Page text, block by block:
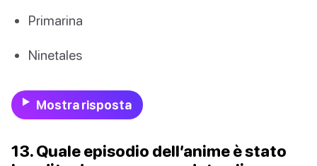
Primarina
Ninetales
Mostra risposta
13. Quale episodio dell’anime è stato